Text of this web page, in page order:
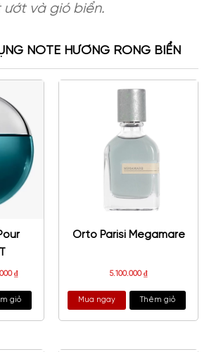
và gió biển.
NOTE HƯƠNG RONG BIỂN
₫
giỏ
Orto Parisi Megamare
5.100.000₫
Mua ngay Thêm giỏ